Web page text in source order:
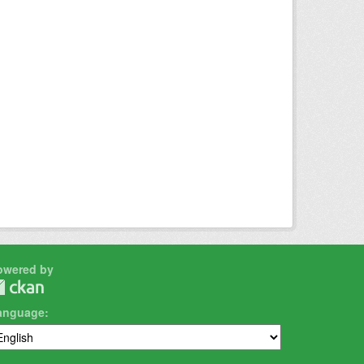
by